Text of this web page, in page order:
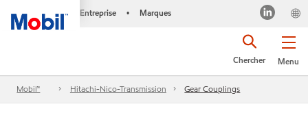
Entreprise • Marques
Menu
Chercher
Mobil™ Hitachi-Nico-Transmission Gear Couplings